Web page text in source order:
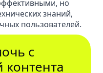
но
знаний,
пользователей.
с
контента